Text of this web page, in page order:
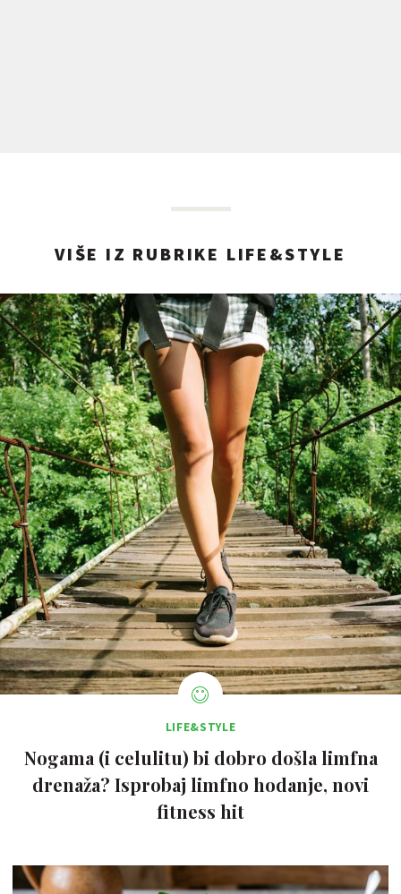
VIŠE IZ RUBRIKE LIFE&STYLE
LIFE&STYLE
Nogama (i celulitu) bi dobro došla limfna
drenaža? Isprobaj limfno hodanje, novi
fitness hit